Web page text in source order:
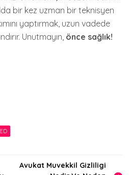
bir kez uzman bir teknisyen
yaptırmak, uzun vadede
Unutmayın, önce sağlık!
Avukat Muvekkil Gizliligi